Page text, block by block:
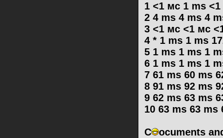
1 <1 мс 1 ms
2 4 ms 4 ms 4
3 <1 мс <1 мс
4 * 1 ms 1 ms
5 1 ms 1 ms 1
6 1 ms 1 ms 1
7 61 ms 60 ms
8 91 ms 92 ms
9 62 ms 63 ms
10 63 ms 63 ms
C ocuments